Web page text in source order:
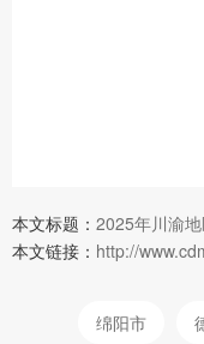
本文标题： 2025年川渝
本文链接： http://
绵阳市